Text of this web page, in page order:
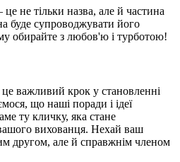
не тільки назва, але й частина
буде супроводжувати його
обирайте з любов'ю і турботою!
важливий крок у становленні
що наші поради і ідеї
ту кличку, яка стане
вихованця. Нехай ваш
другом, але й справжнім членом